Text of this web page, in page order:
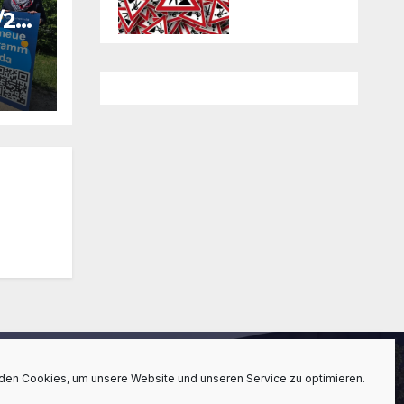
Cookies, um unsere Website und unseren Service zu optimieren.